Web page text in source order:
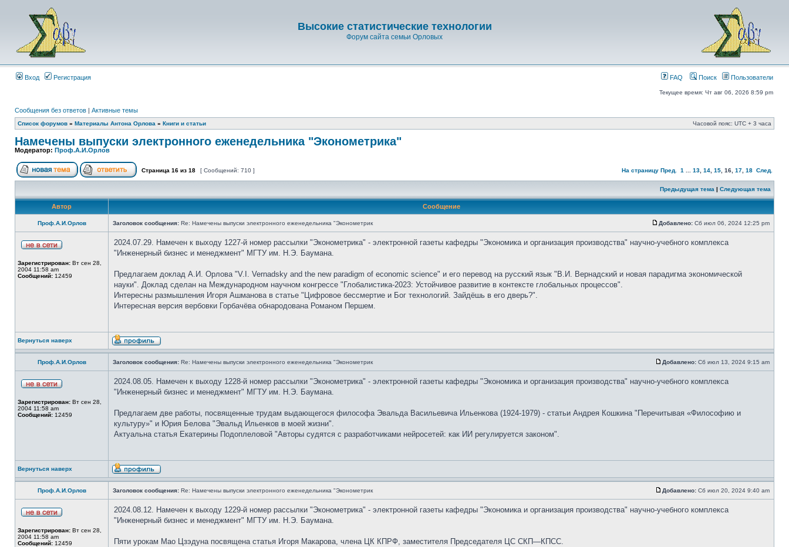
Высокие статистические технологии
Форум сайта семьи Орловых
Вход Регистрация FAQ Поиск Пользователи
Текущее время: Чт авг 06, 2026 8:59 pm
Сообщения без ответов | Активные темы
Список форумов » Материалы Антона Орлова » Книги и статьи Часовой пояс: UTC + 3 часа
Намечены выпуски электронного еженедельника "Эконометрика"
Модератор: Проф.А.И.Орлов
Страница 16 из 18 [ Сообщений: 710 ] На страницу Пред. 1 13 14 15 16 17 18 След.
Предыдущая тема | Следующая тема
Автор Сообщение
Проф.А.И.Орлов Заголовок сообщения: Re: Намечены выпуски электронного еженедельника "Эконометрик Добавлено: Сб июл 06, 2024 12:25 pm
Зарегистрирован: Вт сен 28,
2004 11:58 am
Сообщений: 12459
2024.07.29. Намечен к выходу 1227-й номер рассылки "Эконометрика" - электронной газеты кафедры "Экономика и организация производства" научно-учебного комплекса
"Инженерный бизнес и менеджмент" МГТУ им. Н.Э. Баумана.
Предлагаем доклад А.И. Орлова "V.I. Vernadsky and the new paradigm of economic science" и его перевод на русский язык "В.И. Вернадский и новая парадигма экономической
науки". Доклад сделан на Международном научном конгрессе "Глобалистика-2023: Устойчивое развитие в контексте глобальных процессов".
Интересны размышления Игоря Ашманова в статье "Цифровое бессмертие и Бог технологий. Зайдёшь в его дверь?".
Интересная версия вербовки Горбачёва обнародована Романом Першем.
Вернуться наверх
Проф.А.И.Орлов Заголовок сообщения: Re: Намечены выпуски электронного еженедельника "Эконометрик Добавлено: Сб июл 13, 2024 9:15 am
Зарегистрирован: Вт сен 28,
2004 11:58 am
Сообщений: 12459
2024.08.05. Намечен к выходу 1228-й номер рассылки "Эконометрика" - электронной газеты кафедры "Экономика и организация производства" научно-учебного комплекса
"Инженерный бизнес и менеджмент" МГТУ им. Н.Э. Баумана.
Предлагаем две работы, посвященные трудам выдающегося философа Эвальда Васильевича Ильенкова (1924-1979) - статьи Андрея Кошкина "Перечитывая «Философию и
культуру»" и Юрия Белова "Эвальд Ильенков в моей жизни".
Актуальна статья Екатерины Подоплеловой "Авторы судятся с разработчиками нейросетей: как ИИ регулируется законом".
Вернуться наверх
Проф.А.И.Орлов Заголовок сообщения: Re: Намечены выпуски электронного еженедельника "Эконометрик Добавлено: Сб июл 20, 2024 9:40 am
Зарегистрирован: Вт сен 28,
2004 11:58 am
Сообщений: 12459
2024.08.12. Намечен к выходу 1229-й номер рассылки "Эконометрика" - электронной газеты кафедры "Экономика и организация производства" научно-учебного комплекса
"Инженерный бизнес и менеджмент" МГТУ им. Н.Э. Баумана.
Пяти урокам Мао Цзэдуна посвящена статья Игоря Макарова, члена ЦК КПРФ, заместителя Председателя ЦС СКП—КПСС.